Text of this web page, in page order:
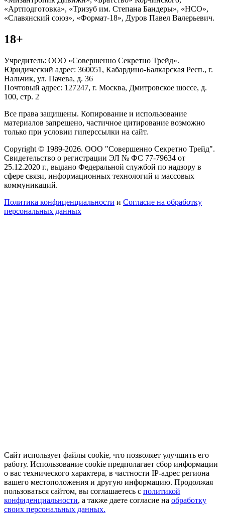
«Артподготовка», «Тризуб им. Степана Бандеры», «НСО»,
«Славянский союз», «Формат-18», Дуров Павел Валерьевич.
18+
Учредитель: ООО «Совершенно Секретно Трейд».
Юридический адрес: 360051, Кабардино-Балкарская Респ., г.
Нальчик, ул. Пачева, д. 36
Почтовый адрес: 127247, г. Москва, Дмитровское шоссе, д.
100, стр. 2
Все права защищены. Копирование и использование
материалов запрещено, частичное цитирование возможно
только при условии гиперссылки на сайт.
Copyright © 1989-2026. ООО "Совершенно Секретно Трейд".
Свидетельство о регистрации ЭЛ № ФС 77-79634 от
25.12.2020 г., выдано Федеральной службой по надзору в
сфере связи, информационных технологий и массовых
коммуникаций.
Политика конфиценциальности и Согласие на обработку
персональных данных
Сайт использует файлы cookie, что позволяет улучшить его
работу. Использование cookie предполагает сбор информации
о вас технического характера, в частности IP-адрес региона
вашего местоположения и другую информацию. Продолжая
пользоваться сайтом, вы соглашаетесь с политикой
конфиденциальности, а также даете согласие на обработку
своих персональных данных.